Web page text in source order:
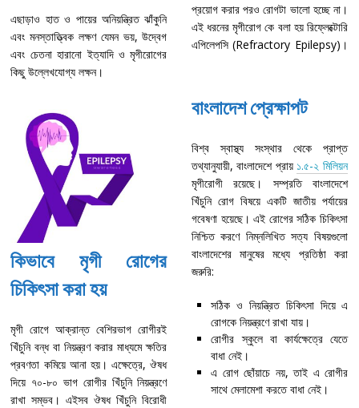
এছাড়াও হাত ও পায়ের অনিয়ন্ত্রিত ঝাঁকুনি
এবং মনস্তাত্ত্বিক লক্ষণ যেমন ভয়, উদ্বেগ
এবং চেতনা হারানো ইত্যাদি ও মৃগীরোগের
কিছু উল্লেখযোগ্য লক্ষন।
কিভাবে মৃগী রোগের
চিকিৎসা করা হয়
মৃগী রোগে আক্রান্ত বেশিরভাগ রোগীরই
খিঁচুনি বন্ধ বা নিয়ন্ত্রণ করার মাধ্যমে ক্ষতির
প্রবণতা কমিয়ে আনা হয়। এক্ষেত্রে, ঔষধ
দিয়ে ৭০-৮০ ভাগ রোগীর খিঁচুনি নিয়ন্ত্রণে
রাখা সম্ভব। এইসব ঔষধ খিঁচুনি বিরোধী
প্রয়োগ করার পরও রোগটা ভালো হচ্ছে না।
এই ধরনের মৃগীরোগ কে বলা হয় রিফ্লেক্টোরি
এপিলেপসি (Refractory Epilepsy)।
বাংলাদেশ প্রেক্ষাপট
বিশ্ব স্বাস্থ্য সংস্থার থেকে প্রাপ্ত
তথ্যানুযায়ী, বাংলাদেশে প্রায় ১.৫-২ মিলিয়ন
মৃগীরোগী রয়েছে। সম্প্রতি বাংলাদেশে
খিঁচুনি রোগ বিষয়ে একটি জাতীয় পর্যায়ের
গবেষণা হয়েছে। এই রোগের সঠিক চিকিৎসা
নিশ্চিত করণে নিম্নলিখিত সত্য বিষয়গুলো
বাংলাদেশের মানুষের মধ্যে প্রতিষ্ঠা করা
জরুরি:
সঠিক ও নিয়ন্ত্রিত চিকিৎসা দিয়ে এ
রোগকে নিয়ন্ত্রণে রাখা যায়।
রোগীর স্কুলে বা কার্যক্ষেত্রে যেতে
বাধা নেই।
এ রোগ ছোঁয়াচে নয়, তাই এ রোগীর
সাথে মেলামেশা করতে বাধা নেই।